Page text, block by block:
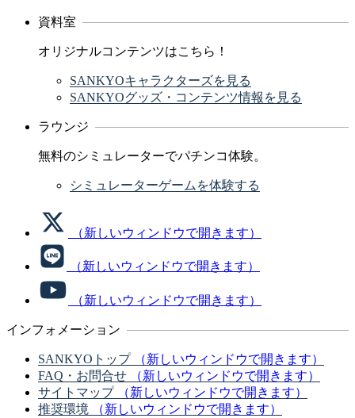
資料室
オリジナルコンテンツはこちら！
SANKYOキャラクターズを見る
SANKYOグッズ・コンテンツ情報を見る
ラウンジ
無料のシミュレーターでパチンコ体験。
シミュレーターゲームを体験する
（新しいウィンドウで開きます）
（新しいウィンドウで開きます）
（新しいウィンドウで開きます）
インフォメーション
SANKYOトップ
（新しいウィンドウで開きます）
FAQ・お問合せ
（新しいウィンドウで開きます）
サイトマップ
（新しいウィンドウで開きます）
推奨環境
（新しいウィンドウで開きます）